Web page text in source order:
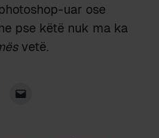
uar ose
pse këtë nuk ma ka
vetë.